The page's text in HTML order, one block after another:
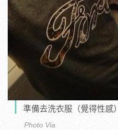
準備去洗衣服（覺得性感）
Photo Via